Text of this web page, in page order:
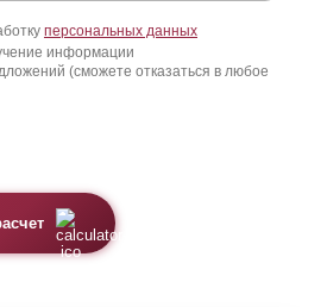
персональных данных
информации
(сможете отказаться в любое